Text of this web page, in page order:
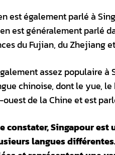
est également parlé à
est généralement parlé
du Fujian, du Zhejiang
assez populaire à
chinoise, dont le yue,
de la Chine et est
constater, Singapour
langues